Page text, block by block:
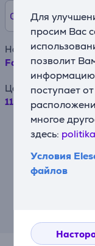
Для
просим Вас
позволит
информацию
поступает
многое
здесь:
Условия
файлов
0% /0 €
Наименование
Faber FLL8 2
Цена
119.99 €
евро
договора
за